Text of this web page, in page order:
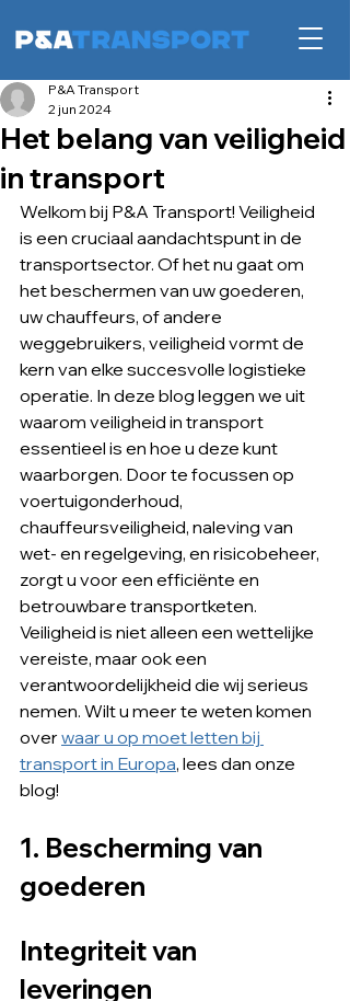
Het belang van veiligheid
in transport
P&A Transport
2 jun 2024
Welkom bij P&A Transport! Veiligheid
is een cruciaal aandachtspunt in de
transportsector. Of het nu gaat om
het beschermen van uw goederen,
uw chauffeurs, of andere
weggebruikers, veiligheid vormt de
kern van elke succesvolle logistieke
operatie. In deze blog leggen we uit
waarom veiligheid in transport
essentieel is en hoe u deze kunt
waarborgen. Door te focussen op
voertuigonderhoud,
chauffeursveiligheid, naleving van
wet- en regelgeving, en risicobeheer,
zorgt u voor een efficiënte en
betrouwbare transportketen.
Veiligheid is niet alleen een wettelijke
vereiste, maar ook een
verantwoordelijkheid die wij serieus
nemen. Wilt u meer te weten komen
over waar u op moet letten bij
transport in Europa, lees dan onze
blog!
1. Bescherming van
goederen
Integriteit van
leveringen